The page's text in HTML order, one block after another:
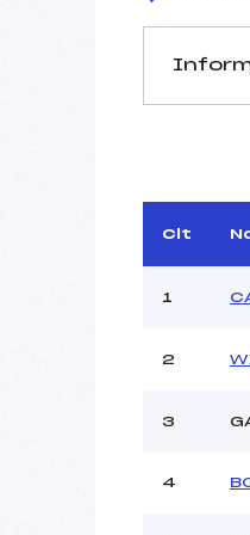
Arbitre :
Assistant :
MANCHE
Heure de
Ouvreurs
Clt
1
2
3
4